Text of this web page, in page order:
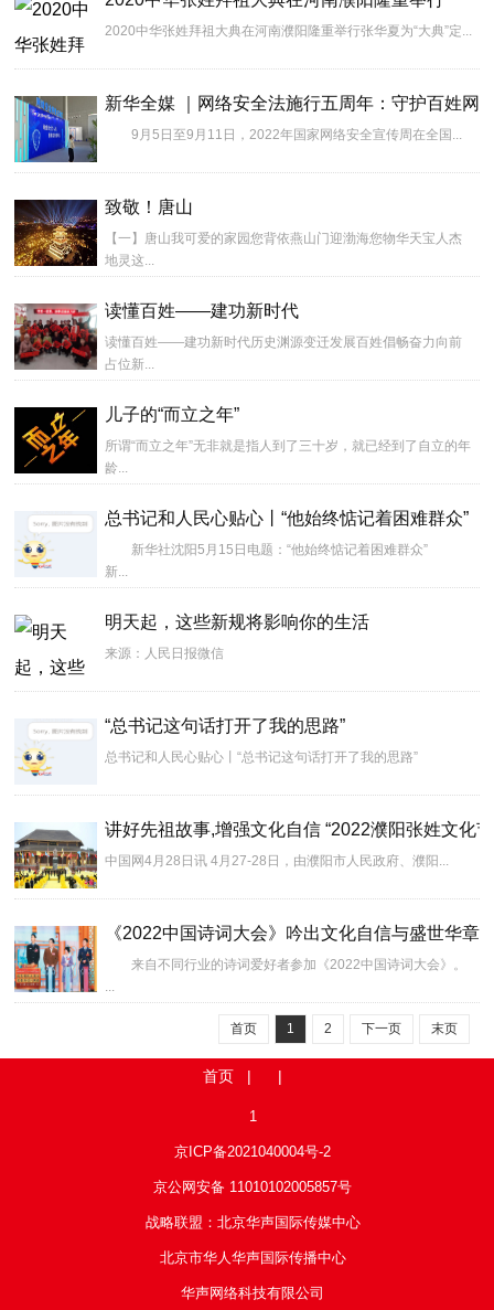
2020中华张姓拜祖大典在河南濮阳隆重举行张华夏为“大典”定...
新华全媒 ｜网络安全法施行五周年：守护百姓网
9月5日至9月11日，2022年国家网络安全宣传周在全国...
致敬！唐山
【一】唐山我可爱的家园您背依燕山门迎渤海您物华天宝人杰
地灵这...
读懂百姓——建功新时代
读懂百姓——建功新时代历史渊源变迁发展百姓倡畅奋力向前
占位新...
儿子的“而立之年”
所谓“而立之年”无非就是指人到了三十岁，就已经到了自立的年
龄...
总书记和人民心贴心丨“他始终惦记着困难群众”
新华社沈阳5月15日电题：“他始终惦记着困难群众”
新...
明天起，这些新规将影响你的生活
来源：人民日报微信
“总书记这句话打开了我的思路”
总书记和人民心贴心丨“总书记这句话打开了我的思路”
讲好先祖故事,增强文化自信 “2022濮阳张姓文化
中国网4月28日讯 4月27-28日，由濮阳市人民政府、濮阳...
《2022中国诗词大会》吟出文化自信与盛世华章
来自不同行业的诗词爱好者参加《2022中国诗词大会》。
...
首页 1 2 下一页 末页
首页 | |
1
京ICP备2021040004号-2
京公网安备 11010102005857号
战略联盟：北京华声国际传媒中心
北京市华人华声国际传播中心
华声网络科技有限公司